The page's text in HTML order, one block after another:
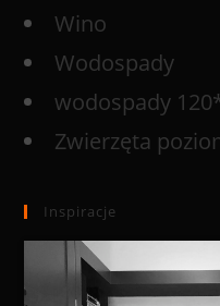
Wino
Wodospady
wodospady
Zwierzęta
Inspiracje